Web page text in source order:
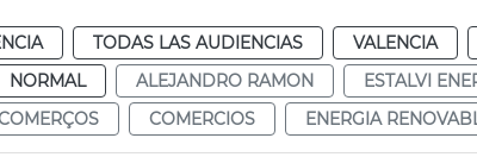
TODAS LAS AUDIENCIAS VALENCIA
NORMAL ALEJANDRO RAMON
ESTALVI
COMERCIOS ENERGIA